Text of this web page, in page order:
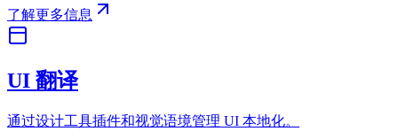
了解更多信息
UI 翻译
通过设计工具插件和视觉语境管理 UI 本地化。